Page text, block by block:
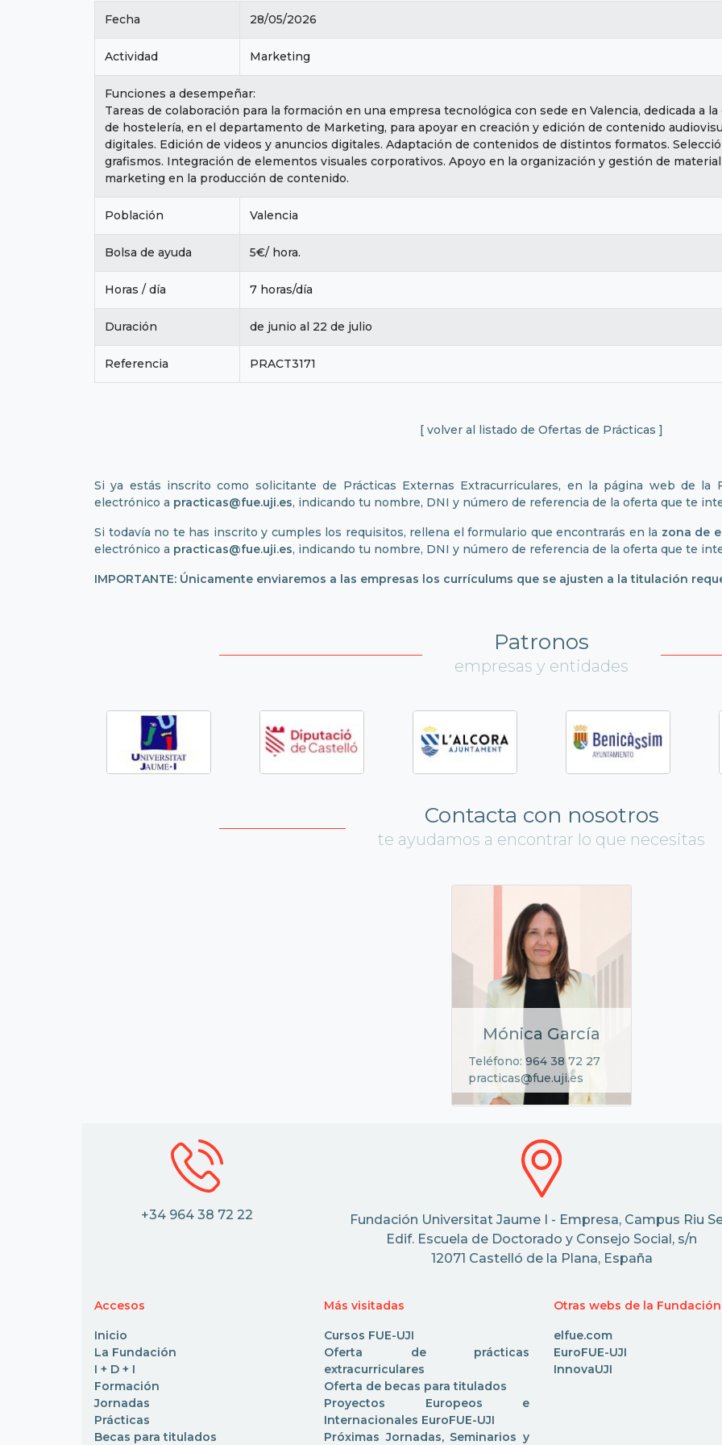
Fecha 28/05/2026
Actividad Marketing
Funciones a desempeñar:
Tareas de colaboración para la formación en una empresa tecnológica con sede en Valencia, dedicada a
de hostelería, en el departamento de Marketing, para apoyar en creación y edición de contenido
digitales. Edición de videos y anuncios digitales. Adaptación de contenidos de distintos formatos.
grafismos. Integración de elementos visuales corporativos. Apoyo en la organización y gestión de
marketing en la producción de contenido.
Población Valencia
Bolsa de ayuda 5€/ hora.
Horas / día 7 horas/día
Duración de junio al 22 de julio
Referencia PRACT3171
[ volver al listado de Ofertas de Prácticas ]
Si ya estás inscrito como solicitante de Prácticas Externas Extracurriculares, en la página web de la
electrónico a practicas@fue.uji.es, indicando tu nombre, DNI y número de referencia de la oferta que te
Si todavía no te has inscrito y cumples los requisitos, rellena el formulario que encontrarás en la zona de
electrónico a practicas@fue.uji.es, indicando tu nombre, DNI y número de referencia de la oferta que te
IMPORTANTE: Únicamente enviaremos a las empresas los currículums que se ajusten a la titulación
Patronos
empresas y entidades
Contacta con nosotros
te ayudamos a encontrar lo que necesitas
Mónica García
Teléfono: 964 38 72 27
practicas@fue.uji.es
+34 964 38 72 22
Fundación Universitat Jaume I - Empresa, Campus Riu
Edif. Escuela de Doctorado y Consejo Social, s/n
12071 Castelló de la Plana, España
Accesos
Inicio
La Fundación
I + D + I
Formación
Jornadas
Prácticas
Becas para titulados
Más visitadas
Cursos FUE-UJI
Oferta de prácticas
extracurriculares
Oferta de becas para titulados
Proyectos Europeos e
Internacionales EuroFUE-UJI
Próximas Jornadas, Seminarios y
Otras webs de la Fundación
elfue.com
EuroFUE-UJI
InnovaUJI